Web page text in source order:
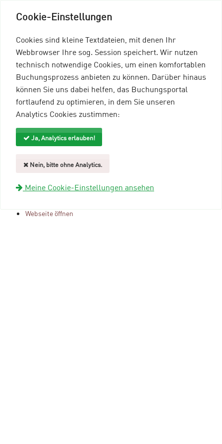
Cookie-Einstellungen
Cookies sind kleine Textdateien, mit denen Ihr
Webbrowser Ihre sog. Session speichert. Wir nutzen
technisch notwendige Cookies, um einen komfortablen
Buchungsprozess anbieten zu können. Darüber hinaus
können Sie uns dabei helfen, das Buchungsportal
fortlaufend zu optimieren, in dem Sie unseren
Analytics Cookies zustimmen:
Ja, Analytics erlauben!
Nein, bitte ohne Analytics.
Meine Cookie-Einstellungen ansehen
Menü einblenden
mein96-Profil
Anmelden
Gastgeberübersicht
E.V.
Webseite öffnen